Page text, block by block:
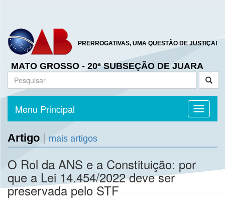
PRERROGATIVAS, UMA QUESTÃO DE JUSTIÇA!
MATO GROSSO - 20ª SUBSEÇÃO DE JUARA
Toggle
Menu Principal
Artigo mais artigos
O Rol da ANS e a Constituição: por
que a Lei 14.454/2022 deve ser
preservada pelo STF